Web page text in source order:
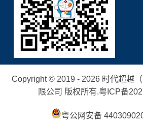
Copyright © 2019 - 2026 时代超越
限公司 版权所有.粤ICP备
粤公网安备